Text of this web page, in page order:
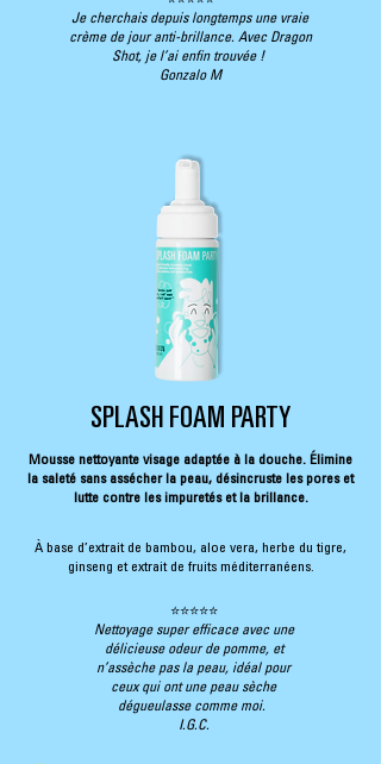
Je cherchais depuis longtemps une vraie
crème de jour anti-brillance. Avec Dragon
Shot, je l’ai enfin trouvée !
Gonzalo M
SPLASH FOAM PARTY
Mousse nettoyante visage adaptée à la douche. Élimine
la saleté sans assécher la peau, désincruste les pores et
lutte contre les impuretés et la brillance.
À base d’extrait de bambou, aloe vera, herbe du tigre,
ginseng et extrait de fruits méditerranéens.
⭐⭐⭐⭐⭐
Nettoyage super efficace avec une
délicieuse odeur de pomme, et
n’assèche pas la peau, idéal pour
ceux qui ont une peau sèche
dégueulasse comme moi.
I.G.C.